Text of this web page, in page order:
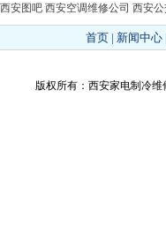
西安图吧 西安空调维修公司 西安
首页| 新闻中心|
版权所有：西安家电制冷维